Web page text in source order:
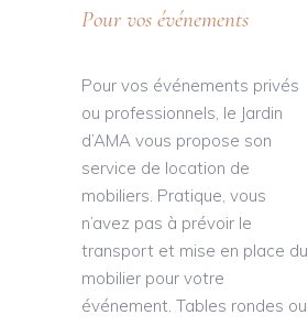
Pour vos événements
Pour vos événements privés
ou professionnels, le Jardin
d’AMA vous propose son
service de location de
mobiliers. Pratique, vous
n’avez pas à prévoir le
transport et mise en place du
mobilier pour votre
événement. Tables rondes ou